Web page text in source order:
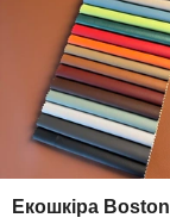
Екошкіра Boston